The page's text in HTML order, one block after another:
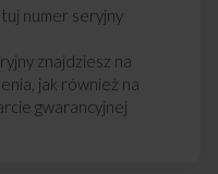
numer seryjny
znajdziesz na
jak również na
gwarancyjnej